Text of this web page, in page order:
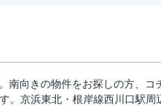
南向きの物件をお探しの方、コ
。京浜東北・根岸線西川口駅周